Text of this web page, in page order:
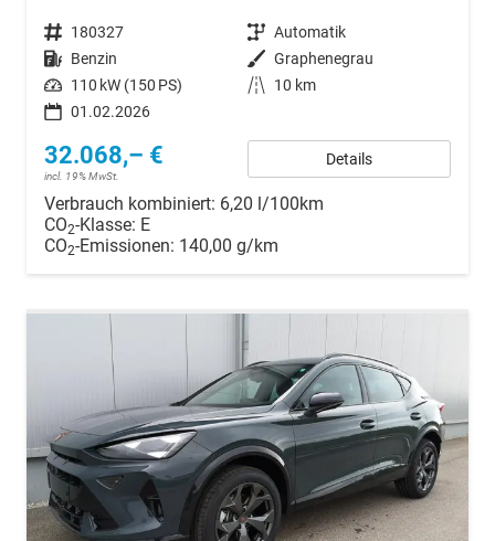
Fahrzeugnr. 180327 Getriebe Automatik
Kraftstoff Benzin Außenfarbe Graphenegrau
Leistung 110 kW (150 PS) Kilometerstand
10 km
01.02.2026
32.068,– €
incl. 19% MwSt.
Details
Verbrauch kombiniert: 6,20 l/100km
CO2-Klasse: E
CO2-Emissionen: 140,00 g/km